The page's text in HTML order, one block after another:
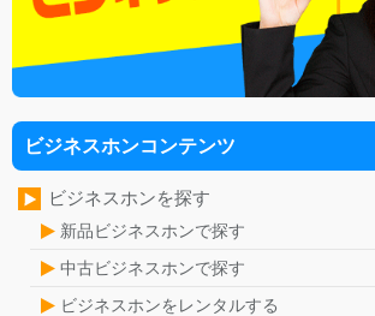
ビジネスホンコンテンツ
ビジネスホンを探す
新品ビジネスホンで探す
中古ビジネスホンで探す
ビジネスホンをレンタルする